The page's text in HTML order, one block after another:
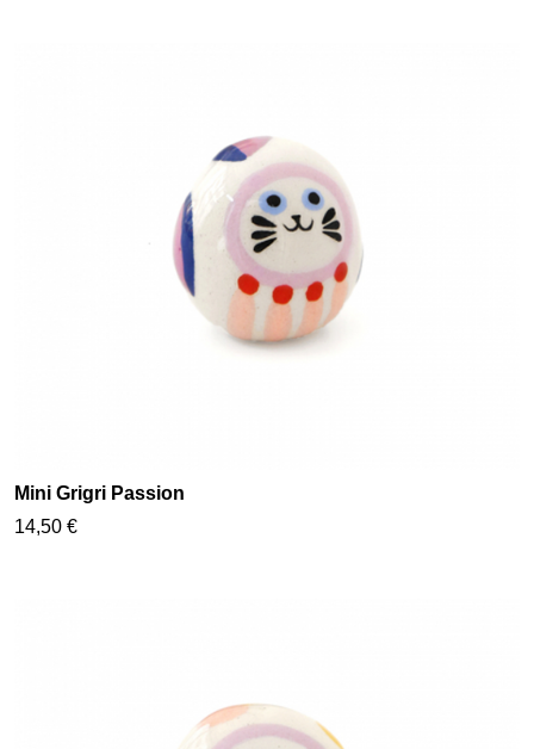
Mini Grigri Passion
14,50 €